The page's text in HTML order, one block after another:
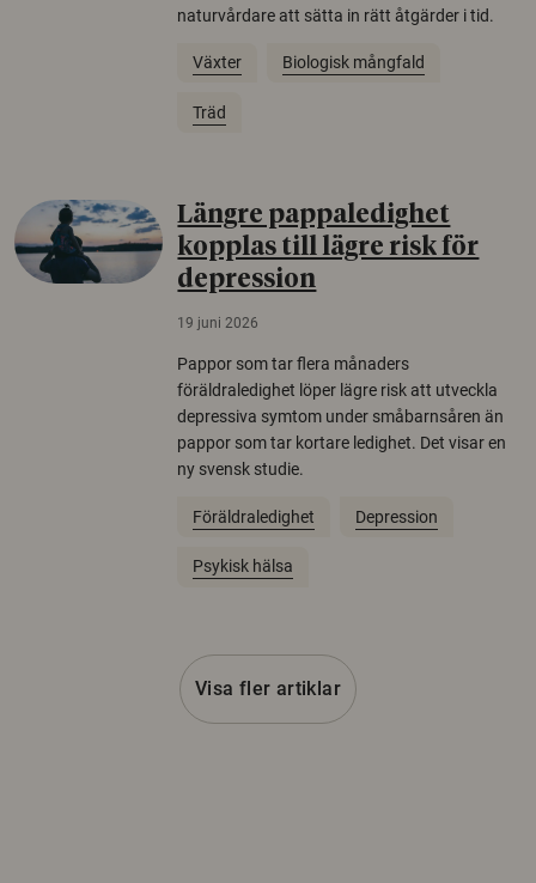
naturvårdare att sätta in rätt åtgärder i tid.
Växter Biologisk mångfald
Träd
Längre pappaledighet
kopplas till lägre risk för
depression
19 juni 2026
Pappor som tar flera månaders
föräldraledighet löper lägre risk att utveckla
depressiva symtom under småbarnsåren än
pappor som tar kortare ledighet. Det visar en
ny svensk studie.
Föräldraledighet Depression
Psykisk hälsa
Visa fler artiklar